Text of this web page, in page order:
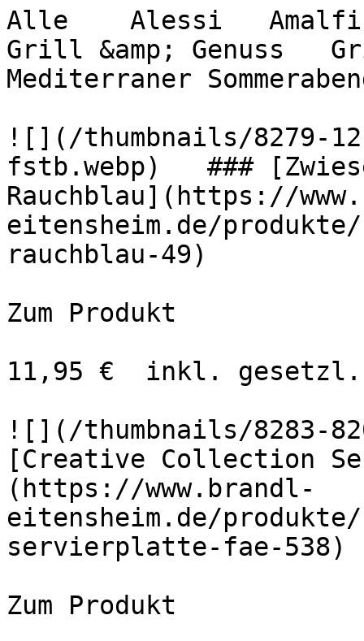
Alle    Alessi   Amalfi
Grill &amp; Genuss
Mediterraner
![](/thumbnails/8279-
fstb.webp)   ###
Rauchblau](https://
eitensheim.de/
rauchblau-49)
Zum Produkt
11,95 €  inkl.
![](/thumbnails/8283-
[Creative Collection
(https://www.brandl-
eitensheim.de/
servierplatte-fae-538)
Zum Produkt